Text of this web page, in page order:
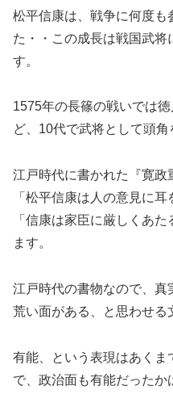
松平信康は、戦争に何度も
た・・この成長は戦国武
す。
1575年の長篠の戦いでは
ど、10代で武将として頭角
江戸時代に書かれた『寛政
「松平信康は人の意見に
「信康は家臣に厳しくあ
ます。
江戸時代の書物なので、
荒い面がある、と思わせる
有能、という表現はあく
で、政治面も有能だったか